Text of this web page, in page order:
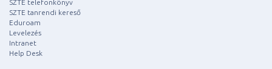
SZTE telefonkönyv
SZTE tanrendi kereső
Eduroam
Levelezés
Intranet
Help Desk